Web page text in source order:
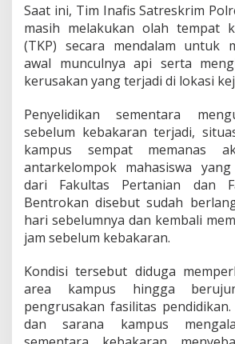
Saat ini, Tim Inafis Satreskrim
masih melakukan olah tempat
(TKP) secara mendalam untuk
awal munculnya api serta
kerusakan yang terjadi di lokasi
Penyelidikan sementara
sebelum kebakaran terjadi,
kampus sempat memanas
antarkelompok mahasiswa
dari Fakultas Pertanian dan
Bentrokan disebut sudah
hari sebelumnya dan kembali
jam sebelum kebakaran.
Kondisi tersebut diduga
area kampus hingga
pengrusakan fasilitas
dan sarana kampus